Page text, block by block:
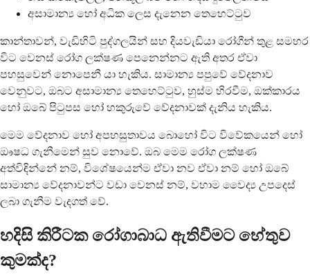
අසාමාන්‍ය හෝ අධික ලෙස දැනෙන තෙහෙට්ටුව
කාන්තාවන්, වැඩිහිටි පුද්ගලයින් සහ දියවැඩියා රෝගීන් තුළ සමහර
විට වෙනස් රෝග ලක්ෂණ පෙනෙන්නට ඇති අතර ඒවා
පහසුවෙන් නොපෙනී යා හැකිය. සාමාන්‍ය පපුවේ වේදනාව
වෙනුවට, ඔබට අසාමාන්‍ය තෙහෙට්ටුව, හුස්ම හිරවීම, ඔක්කාරය
හෝ ඔබේ පිටුපස හෝ හකුරුවේ වේදනාවක් දැනිය හැකිය.
මෙම වේදනාව හෝ අපහසුතාවය බොහෝ විට විවේකයෙන් හෝ
ඖෂධ ගැනීමෙන් සුව නොවේ. ඔබ මෙම රෝග ලක්ෂණ
අත්විඳින්නේ නම්, විශේෂයෙන්ම ඒවා නව ඒවා නම් හෝ ඔබේ
සාමාන්‍ය වේදනාවන්ට වඩා වෙනස් නම්, වහාම වෛද්‍ය උපදෙස්
ලබා ගැනීම වැදගත් වේ.
හදිසි කිරීටක රෝගාබාධ ඇතිවීමට හේතුව
කුමක්ද?